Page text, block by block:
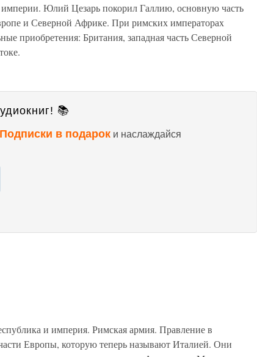
империи. Юлий Цезарь покорил Галлию, основную часть
и Северной Африке. При римских императорах
приобретения: Британия, западная часть Северной
📚
в подарок и наслаждайся
и империя. Римская армия. Правление в
Европы, которую теперь называют Италией. Они